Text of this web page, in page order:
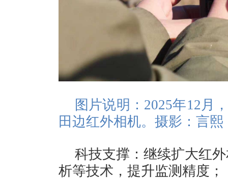
图片说明：2025年12月
田边红外相机。摄影：言熙
科技支撑：继续扩大红
析等技术，提升监测精度；